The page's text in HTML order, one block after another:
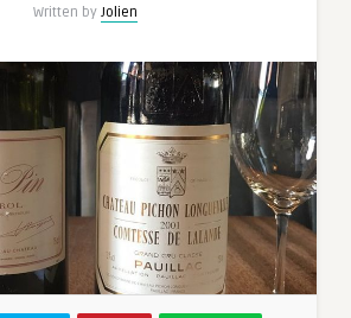
Written by Jolien